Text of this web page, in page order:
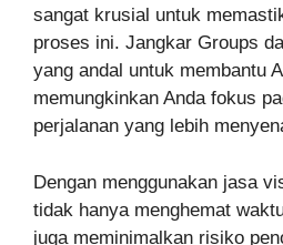
sangat krusial untuk
proses ini. Jangkar Groups
yang andal untuk membantu
memungkinkan Anda fokus
perjalanan yang lebih
Dengan menggunakan jasa
tidak hanya menghemat
juga meminimalkan risiko